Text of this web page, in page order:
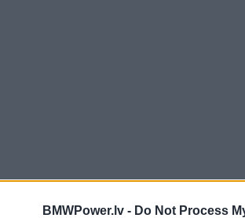
BMWPower.lv - Do Not Process